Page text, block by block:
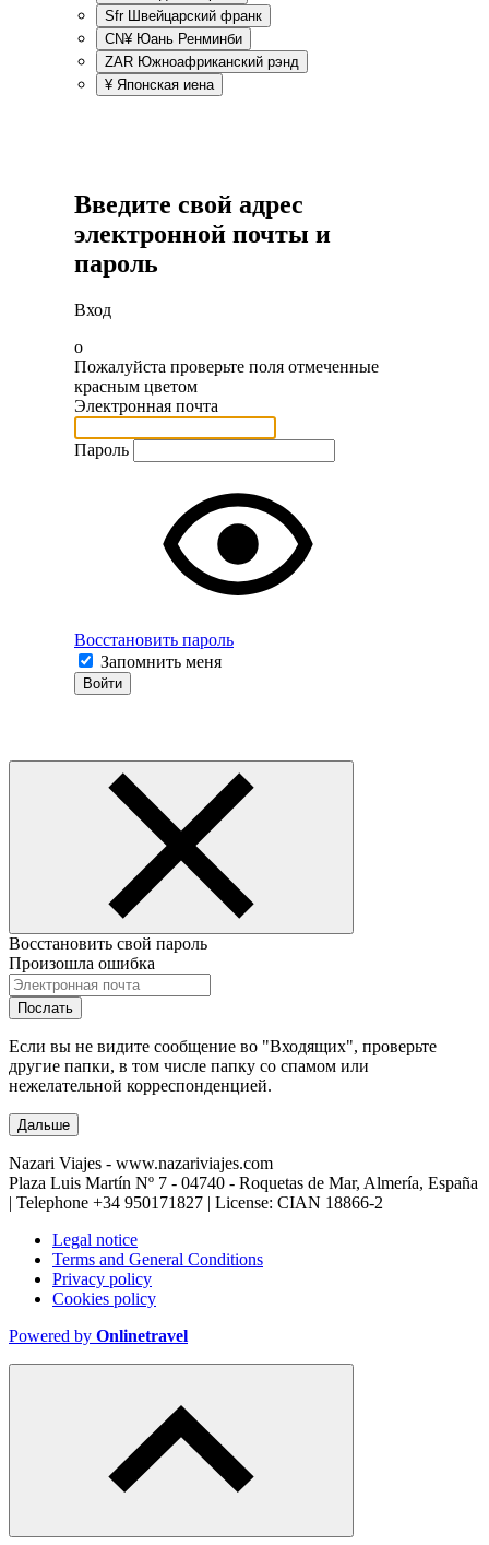
Sfr Швейцарский франк
CN¥ Юань Ренминби
ZAR Южноафриканский рэнд
¥ Японская иена
Введите свой адрес
электронной почты и
пароль
Вход
o
Пожалуйста проверьте поля отмеченные
красным цветом
Электронная почта
Пароль
Восстановить пароль
Запомнить меня
Войти
Восстановить свой пароль
Произошла ошибка
Послать
Если вы не видите сообщение во "Входящих", проверьте
другие папки, в том числе папку со спамом или
нежелательной корреспонденцией.
Дальше
Nazari Viajes - www.nazariviajes.com
Plaza Luis Martín Nº 7 - 04740 - Roquetas de Mar, Almería, España
| Telephone +34 950171827 | License: CIAN 18866-2
Legal notice
Terms and General Conditions
Privacy policy
Cookies policy
Powered by Onlinetravel